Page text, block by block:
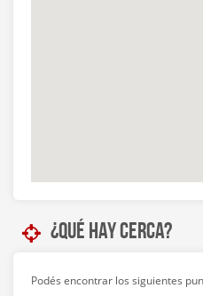
¿Qué hay cerca?
Podés encontrar los siguientes